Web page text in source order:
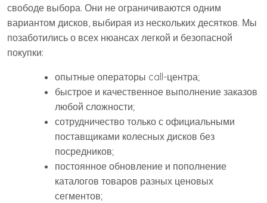
свободе выбора. Они не ограничиваются одним
вариантом дисков, выбирая из нескольких десятков. Мы
позаботились о всех нюансах легкой и безопасной
покупки:
опытные операторы call-центра;
быстрое и качественное выполнение заказов
любой сложности;
сотрудничество только с официальными
поставщиками колесных дисков без
посредников;
постоянное обновление и пополнение
каталогов товаров разных ценовых
сегментов;